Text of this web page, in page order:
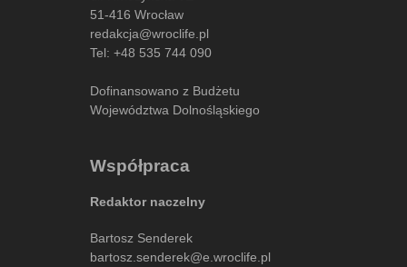
51-416 Wrocław
redakcja@wroclife.pl
Tel: +48 535 744 090
Dofinansowano z Budżetu
Województwa Dolnośląskiego
Współpraca
Redaktor naczelny
Bartosz Senderek
bartosz.senderek@e.wroclife.pl